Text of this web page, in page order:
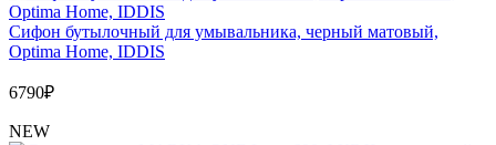
Сифон бутылочный для умывальника, черный матовый,
Optima Home, IDDIS
6790₽
NEW